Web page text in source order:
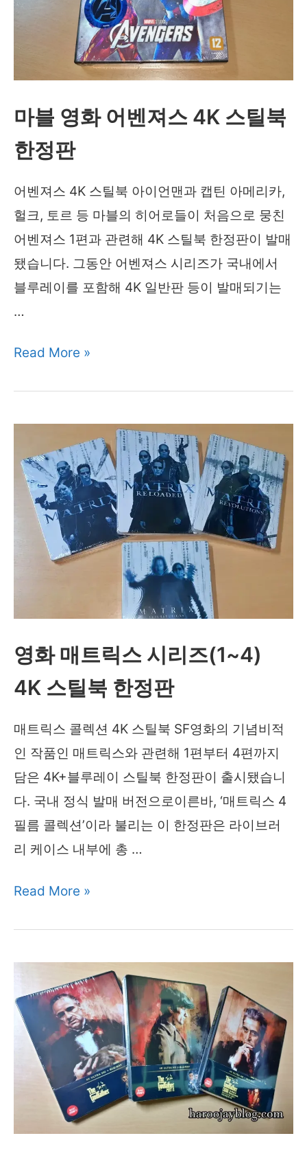
브
트
론
스
틸
마블 영화 어벤져스 4K 스틸북
한정판
어벤져스 4K 스틸북 아이언맨과 캡틴 아메리카,
헐크, 토르 등 마블의 히어로들이 처음으로 뭉친
어벤져스 1편과 관련해 4K 스틸북 한정판이 발매
됐습니다. 그동안 어벤져스 시리즈가 국내에서
블루레이를 포함해 4K 일반판 등이 발매되기는
…
마
화
벤
4K
북
정
판
Read More »
영화 매트릭스 시리즈(1~4)
4K 스틸북 한정판
매트릭스 콜렉션 4K 스틸북 SF영화의 기념비적
인 작품인 매트릭스와 관련해 1편부터 4편까지
담은 4K+블루레이 스틸북 한정판이 출시됐습니
다. 국내 정식 발매 버전으로이른바, ‘매트릭스 4
필름 콜렉션’이라 불리는 이 한정판은 라이브러
리 케이스 내부에 총 …
영
트
스
4K
Read More »